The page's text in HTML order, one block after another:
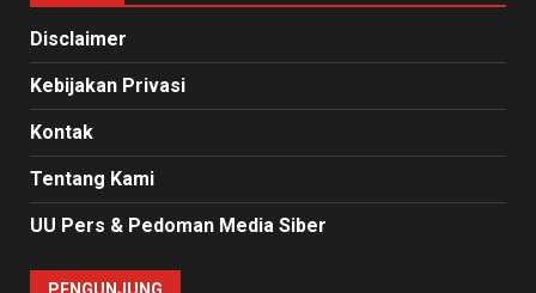
Disclaimer
Kebijakan Privasi
Kontak
Tentang Kami
UU Pers & Pedoman Media Siber